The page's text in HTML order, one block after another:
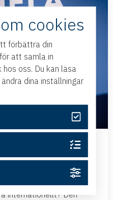
flyget?
hela Sverige kan
internationellt? Den
cookies
förbättra din
att samla in
oss. Du kan läsa
dina inställningar